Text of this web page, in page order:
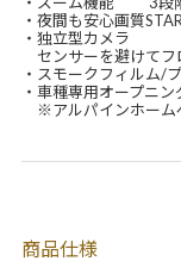
・夜間も安心画質
・独立型カメラ
センサーを避けてフ
・スモークフィルム/
・車種専用オープニン
※アルパインホーム
商品仕様